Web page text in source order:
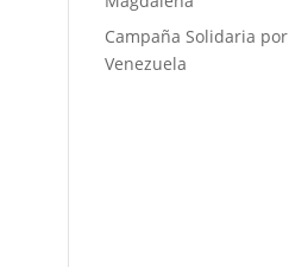
Campaña Solidaria por
Venezuela